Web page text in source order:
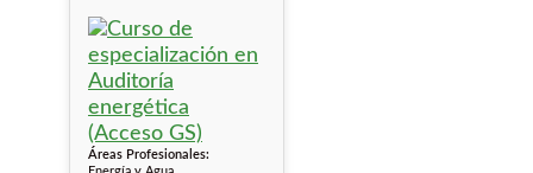
Áreas Profesionales: